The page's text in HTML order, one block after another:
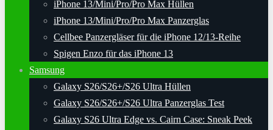
iPhone 13/Mini/Pro/Pro Max Hüllen
iPhone 13/Mini/Pro/Pro Max Panzerglas
Cellbee Panzergläser für die iPhone 12/13-Reihe
Spigen Enzo für das iPhone 13
Samsung
Galaxy S26/S26+/S26 Ultra Hüllen
Galaxy S26/S26+/S26 Ultra Panzerglas Test
Galaxy S26 Ultra Edge vs. Cairn Case: Sneak Peek